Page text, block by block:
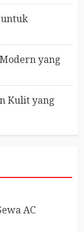
yang
Kulit yang
AC